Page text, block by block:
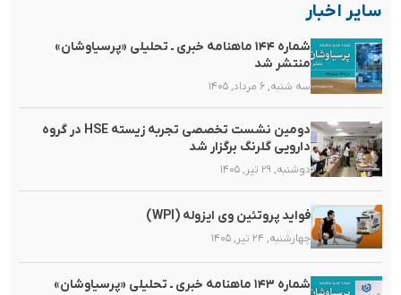
سایر اخبار
شماره ۱۴۴ ماهنامه خبری ـ تحلیلی «پرسیاوشان»
منتشر شد
سه شنبه, ۶ مرداد, ۱۴۰۵
دومین نشست تخصصی تجربه زیسته HSE در گروه
دارویی گلرنگ برگزار شد
دوشنبه, ۲۹ تیر, ۱۴۰۵
فواید پروتئین وی ایزوله (WPI)
چهارشنبه, ۲۴ تیر, ۱۴۰۵
شماره ۱۴۳ ماهنامه خبری ـ تحلیلی «پرسیاوشان»